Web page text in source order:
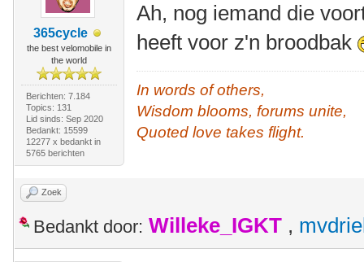
365cycle
the best velomobile in
the world
Berichten: 7.184
Topics: 131
Lid sinds: Sep 2020
Bedankt: 15599
12277 x bedankt in
5765 berichten
Ah, nog iemand die
heeft voor z'n broodbak
In words of others,
Wisdom blooms, forums unite,
Quoted love takes flight.
Zoek
Bedankt door: Willeke_IGKT ,